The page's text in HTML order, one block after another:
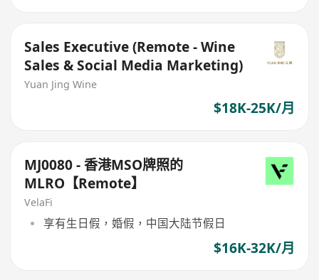
Sales Executive (Remote - Wine
Sales & Social Media Marketing)
Yuan Jing Wine
$18K-25K/月
MJ0080 - 香港MSO牌照的
MLRO【Remote】
VelaFi
享有生日假，婚假，中国大陆节假日
$16K-32K/月